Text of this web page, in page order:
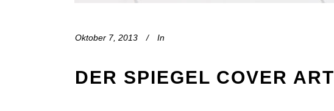
Oktober 7, 2013 In
DER SPIEGEL COVER ART